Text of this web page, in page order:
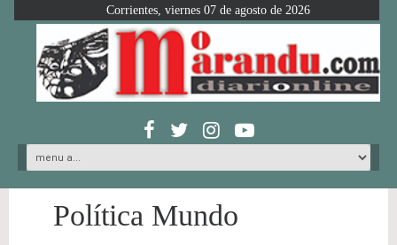
Corrientes, viernes 07 de agosto de 2026
Política Mundo